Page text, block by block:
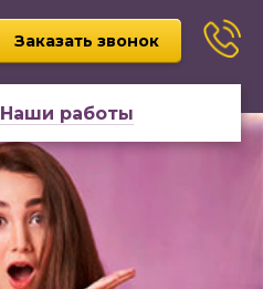
Заказать звонок
Наши работы